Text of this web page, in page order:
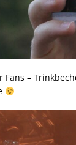
Fans –